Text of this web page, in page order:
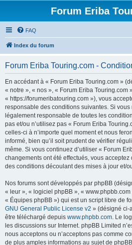
Forum Eriba
FAQ
Index du forum
Forum Eriba Touring.com -
En accédant à « Forum Eriba Touring.com »
« notre », « nos », « Forum Eriba Touring.com
« https://forumeribatouring.com »), vous
responsable des conditions suivantes. Si vous
légalement responsable de toutes les
pas et/ou n’utilisez pas « Forum Eriba
celles-ci à n’importe quel moment et nous
informé, bien qu’il soit prudent de vérifier
même. Si vous continuez d’utiliser « Forum
changements ont été effectués, vous acceptez
des conditions découlant des mises à jour et/
Nos forums sont développés par phpBB
« leur », « logiciel phpBB », «
« Équipes phpBB ») qui est un script libre de
GNU General Public License v2 » (désigné ci-
être téléchargé depuis www.phpbb.com. Le
les discussions sur Internet. phpBB Limited
nous acceptons ou n’acceptons pas comme
de plus amples informations au sujet de